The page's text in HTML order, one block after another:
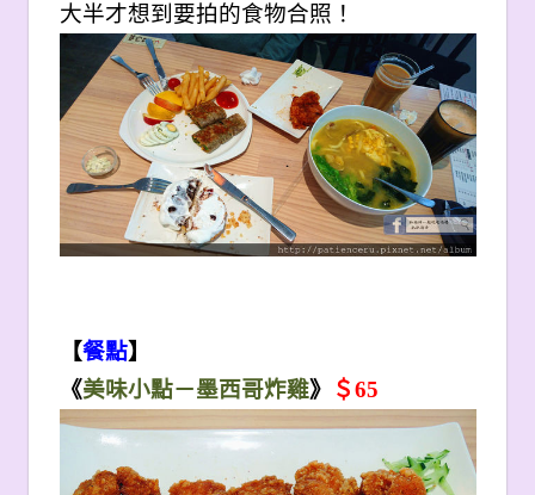
大半才想到要拍的食物合照！
【餐點】
《美味小點－墨西哥炸雞》 ＄65